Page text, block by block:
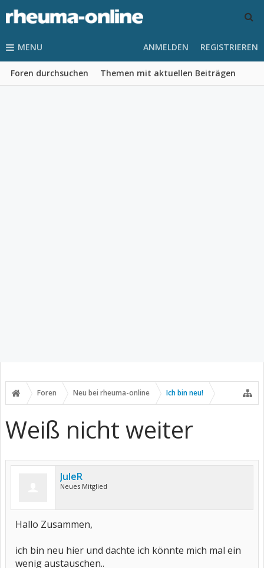
MENU
Foren durchsuchen Themen mit aktuellen Beiträgen
ANMELDEN REGISTRIEREN
Foren Neu bei rheuma-online Ich bin neu!
Weiß nicht weiter
JuleR
Neues Mitglied
Hallo Zusammen,
ich bin neu hier und dachte ich könnte mich mal ein
wenig austauschen..